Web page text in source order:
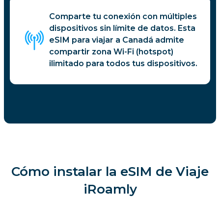
Comparte tu conexión con múltiples
dispositivos sin límite de datos. Esta
eSIM para viajar a Canadá admite
compartir zona Wi-Fi (hotspot)
ilimitado para todos tus dispositivos.
Cómo instalar la eSIM de Viaje
iRoamly